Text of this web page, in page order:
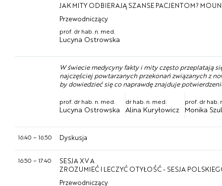
JAK MITY ODBIERAJĄ SZANSE PACJENTOM?
Przewodniczący
prof. dr hab. n. med.
Lucyna Ostrowska
W świecie medycyny fakty i mity często przeplatają
najczęściej powtarzanych przekonań związanych z
by dowiedzieć się co naprawdę znajduje
prof. dr hab. n. med.
Lucyna Ostrowska
dr hab. n. med.
Alina Kuryłowicz
prof. dr hab.
Monika
16:40 – 16:50 Dyskusja
16:50 – 17:40
SESJA XV A
ZROZUMIEĆ I LECZYĆ OTYŁOŚĆ - SESJA
Przewodniczący